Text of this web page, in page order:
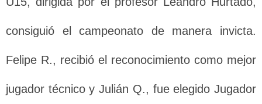
consiguió el campeonato de manera invicta.
Felipe R., recibió el reconocimiento como mejor
jugador técnico y Julián Q., fue elegido Jugador